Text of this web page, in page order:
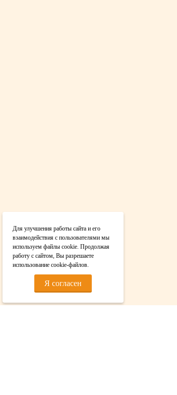
Для улучшения работы сайта и его
взаимодействия с пользователями мы
используем файлы cookie. Продолжая
работу с сайтом, Вы разрешаете
использование cookie-файлов.
Я согласен